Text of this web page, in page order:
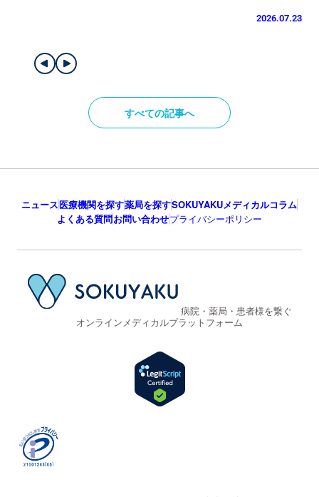
2026.07.23
すべての記事へ
ニュース医療機関を探す薬局を探すSOKUYAKUメディカルコラム
よくある質問お問い合わせプライバシーポリシー
病院・薬局・患者様を繋ぐ
オンラインメディカルプラットフォーム